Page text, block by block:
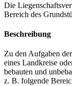
Die
Bereich des
Beschreibung
Zu den Aufgaben
eines Landkreise
bebauten und
z. B. folgende